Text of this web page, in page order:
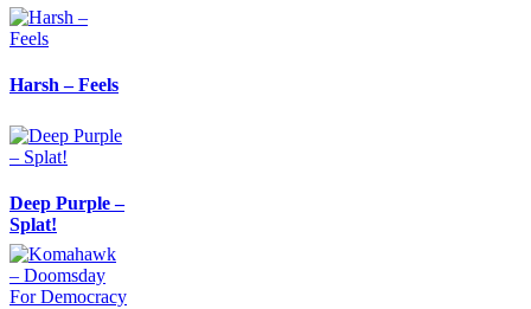
Harsh – Feels
Deep Purple –
Splat!